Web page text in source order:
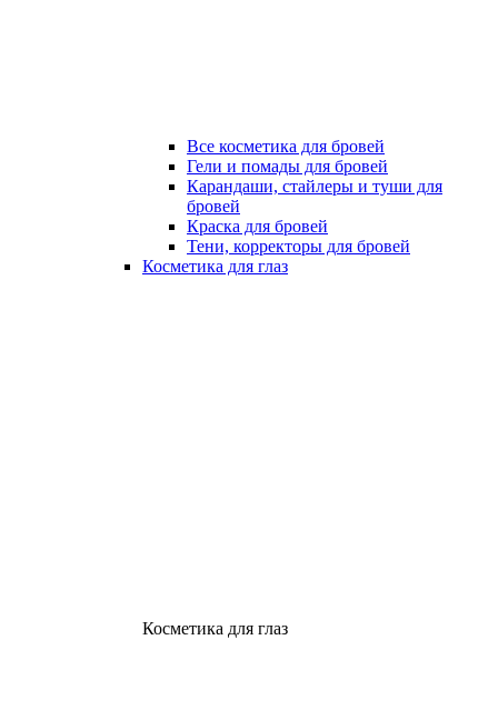
Все косметика для бровей
Гели и помады для бровей
Карандаши, стайлеры и туши для
бровей
Краска для бровей
Тени, корректоры для бровей
Косметика для глаз
Косметика для глаз